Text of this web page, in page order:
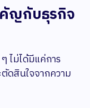
ญกับธุรกิจ
ไม่ได้มีแค่การ
ตัดสินใจจากความ